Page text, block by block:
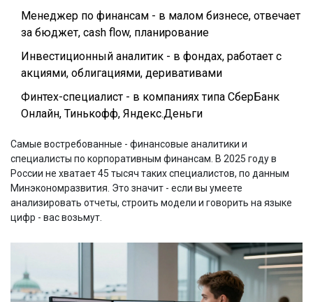
Менеджер по финансам - в малом бизнесе, отвечает
за бюджет, cash flow, планирование
Инвестиционный аналитик - в фондах, работает с
акциями, облигациями, деривативами
Финтех-специалист - в компаниях типа СберБанк
Онлайн, Тинькофф, Яндекс.Деньги
Самые востребованные - финансовые аналитики и
специалисты по корпоративным финансам. В 2025 году в
России не хватает 45 тысяч таких специалистов, по данным
Минэкономразвития. Это значит - если вы умеете
анализировать отчеты, строить модели и говорить на языке
цифр - вас возьмут.